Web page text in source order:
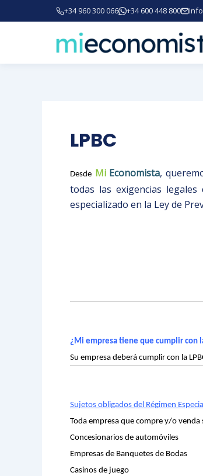
+34 960 300 066 +34 600 448 800
al
LPBC
Desde Mi Economista,
todas las exigencias
especializado en la Ley de
¿Mi empresa tiene que cumplir con
Su empresa deberá cumplir con la
Sujetos obligados del Régimen
Toda empresa que compre y/o
Concesionarios de automóviles
Empresas de Banquetes de Bodas
Casinos de juego